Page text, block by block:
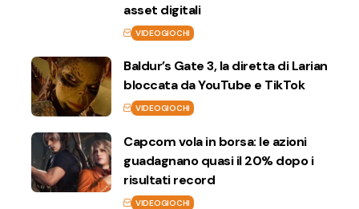
asset digitali
VIDEOGIOCHI
Baldur’s Gate 3, la diretta di Larian
bloccata da YouTube e TikTok
VIDEOGIOCHI
Capcom vola in borsa: le azioni
guadagnano quasi il 20% dopo i
risultati record
VIDEOGIOCHI